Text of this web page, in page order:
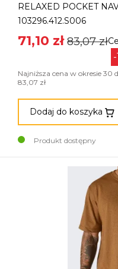
RELAXED POCKET
103296.412.S006
71,10 zł 83,07 zł
Najniższa cena w okresie
83,07 zł
Dodaj do koszyka
Produkt dostępny